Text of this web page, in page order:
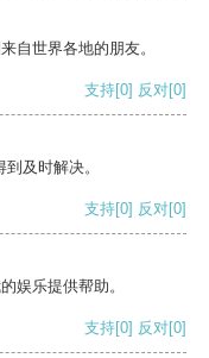
自世界各地的朋友。
支持[0] 反对[0]
及时解决。
支持[0] 反对[0]
娱乐提供帮助。
支持[0] 反对[0]